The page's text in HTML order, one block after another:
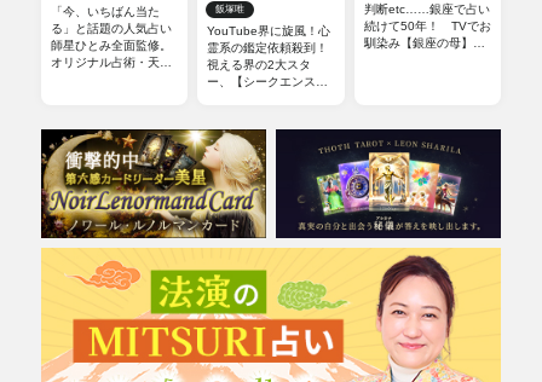
「今、いちばん当た
る」と話題の人気占い
師星ひとみ全面監修。
オリジナル占術・天星
でも話題の『◯◯の
星』やプライベートな
面を見る『裏天星』
他、複数の観点から占
う詳細な天星術を再
現！
飯塚唯
YouTube界に旋風！心
霊系の鑑定依頼殺到！
視える界の2大スタ
ー、【シークエンスは
グによるW視点のコラ
ボ霊視鑑定をリアルに
再現！
判断etc……銀座で占い
続けて50年！ TVでお
馴染み【銀座の母】が